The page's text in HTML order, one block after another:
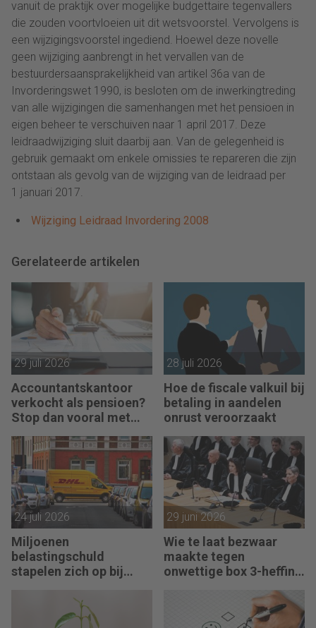
vanuit de praktijk over mogelijke budgettaire tegenvallers
die zouden voortvloeien uit dit wetsvoorstel. Vervolgens is
een wijzigingsvoorstel ingediend. Hoewel deze novelle
geen wijziging aanbrengt in het vervallen van de
bestuurdersaansprakelijkheid van artikel 36a van de
Invorderingswet 1990, is besloten om de inwerkingtreding
van alle wijzigingen die samenhangen met het pensioen in
eigen beheer te verschuiven naar 1 april 2017. Deze
leidraadwijziging sluit daarbij aan. Van de gelegenheid is
gebruik gemaakt om enkele omissies te repareren die zijn
ontstaan als gevolg van de wijziging van de leidraad per
1 januari 2017.
Wijziging Leidraad Invordering 2008
Gerelateerde artikelen
29 juli 2026
Accountantskantoor
verkocht als pensioen?
Stop dan vooral met
28 juli 2026
Hoe de fiscale valkuil bij
betaling in aandelen
onrust veroorzaakt
24 juli 2026
Miljoenen
belastingschuld
stapelen zich op bij
29 juni 2026
Wie te laat bezwaar
maakte tegen
onwettige box 3-heffing